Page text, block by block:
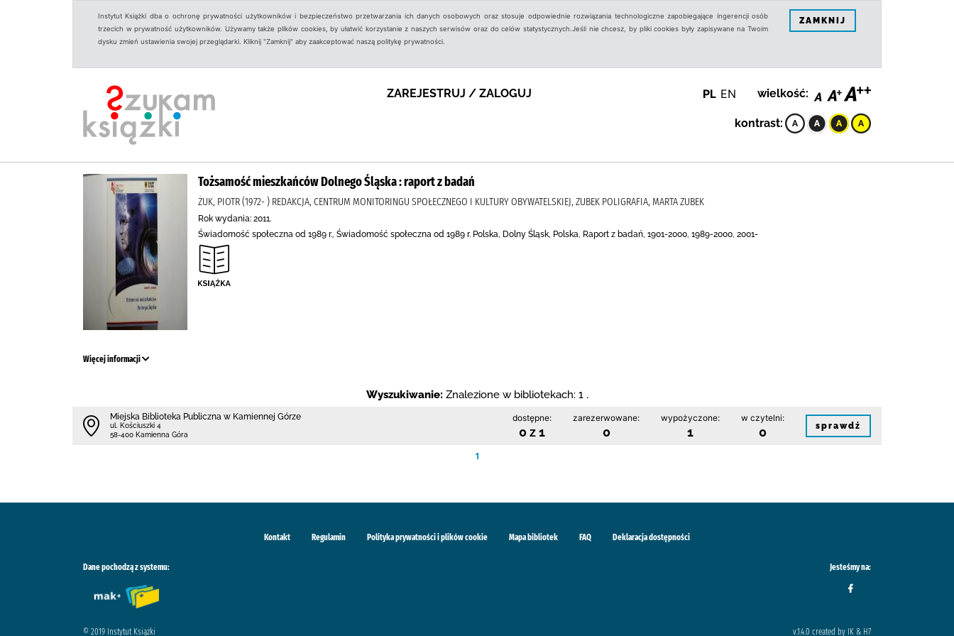
Instytut Książki dba o ochronę prywatności użytkowników i bezpieczeństwo przetwarzania ich danych osobowych oraz stosuje odpowiednie rozwiązania technologiczne zapobiegające ingerencji osób
trzecich w prywatność użytkowników. Używamy także plików cookies, by ułatwić korzystanie z naszych serwisów oraz do celów statystycznych.Jeśli nie chcesz, by pliki cookies były zapisywane na Twoim
dysku zmień ustawienia swojej przeglądarki. Kliknij "Zamknij" aby zaakceptować naszą politykę prywatności.
ZAMKNIJ
ZAREJESTRUJ / ZALOGUJ PL EN wielkość:
kontrast:
Tożsamość mieszkańców Dolnego Śląska : raport z badań
ŻUK, PIOTR (1972- ) REDAKCJA, CENTRUM MONITORINGU SPOŁECZNEGO I KULTURY OBYWATELSKIEJ, ZUBEK POLIGRAFIA, MARTA ZUBEK
Rok wydania: 2011.
Świadomość społeczna od 1989 r., Świadomość społeczna od 1989 r. Polska, Dolny Śląsk, Polska, Raport z badań, 1901-2000, 1989-2000, 2001-
Więcej informacji
Wyszukiwanie: Znalezione w bibliotekach: 1 .
Miejska Biblioteka Publiczna w Kamiennej Górze
ul. Kościuszki 4
58-400 Kamienna Góra
dostępne:
0 z 1
zarezerwowane:
0
wypożyczone:
1
w czytelni:
0 sprawdź
1
Kontakt Regulamin Polityka prywatności i plików cookie Mapa bibliotek FAQ Deklaracja dostępności
Dane pochodzą z systemu: Jesteśmy na:
© 2019 Instytut Książki v.1.4.0 created by IK & H7